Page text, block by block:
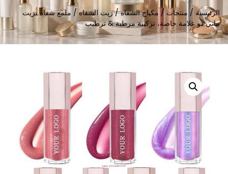
الرئيسية / منتجات / مكياج الشفاه/زيت الشفاه / ملمع شفاه بزيت
نباتي ذو علامة خاصة، تركيبة مرطبة & ترطيب